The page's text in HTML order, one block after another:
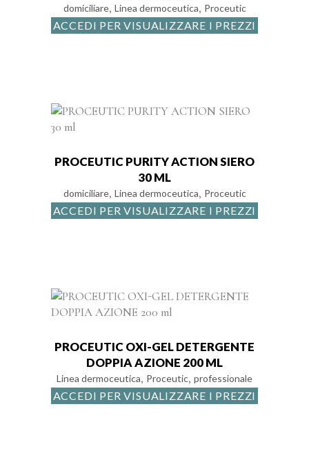
PIÙ
domiciliare, Linea dermoceutica, Proceutic
ACCEDI PER VISUALIZZARE I PREZZI
PROCEUTIC PURITY ACTION SIERO
30 ML
domiciliare, Linea dermoceutica, Proceutic
ACCEDI PER VISUALIZZARE I PREZZI
PROCEUTIC OXI-GEL DETERGENTE
DOPPIA AZIONE 200 ML
Linea dermoceutica, Proceutic, professionale
ACCEDI PER VISUALIZZARE I PREZZI